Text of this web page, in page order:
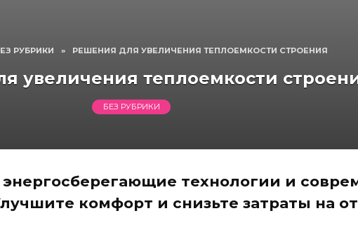
РУБРИКИ » РЕШЕНИЯ ДЛЯ УВЕЛИЧЕНИЯ ТЕПЛОЕМКОСТИ СТРОЕНИЯ
увеличения теплоемкости
БЕЗ РУБРИКИ
технологии и
комфорт и снизьте затраты на